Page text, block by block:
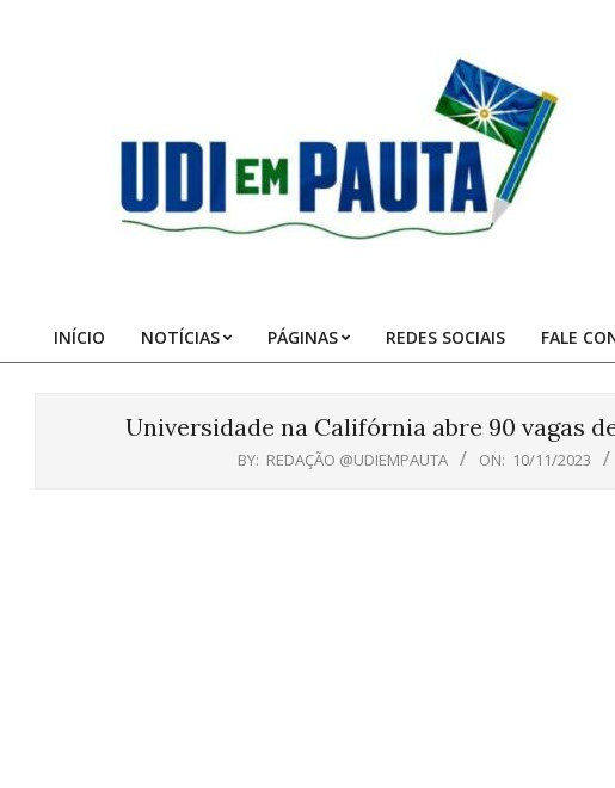
Pauta
Primary
INÍCIO NOTÍCIAS PÁGINAS REDES SOCIAIS FALE
Universidade na Califórnia abre 90 vagas
BY: REDAÇÃO @UDIEMPAUTA ON: 10/11/2023